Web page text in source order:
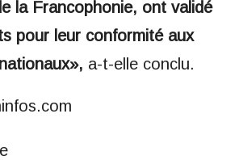
la Francophonie, ont validé
pour leur conformité aux
a-t-elle conclu.